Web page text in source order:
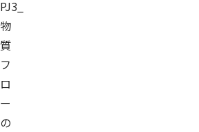
PJ3_
物
質
フ
ロ
ー
の